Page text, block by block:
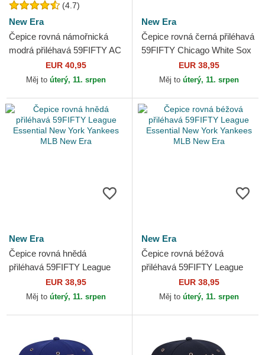
(4.7)
New Era
Čepice rovná námořnická
modrá přiléhavá 59FIFTY AC
Perf Boston Red Sox MLB
New Era
EUR 40,95
Měj to úterý, 11. srpen
New Era
Čepice rovná černá přiléhavá
59FIFTY Chicago White Sox
MLB New EraEUR 38,95
Měj to úterý, 11. srpen
New Era
Čepice rovná hnědá
přiléhavá 59FIFTY League
Essential New York Yankees
MLB New Era
EUR 38,95
Měj to úterý, 11. srpen
New Era
Čepice rovná béžová
přiléhavá 59FIFTY League
Essential New York Yankees
MLB New Era
EUR 38,95
Měj to úterý, 11. srpen